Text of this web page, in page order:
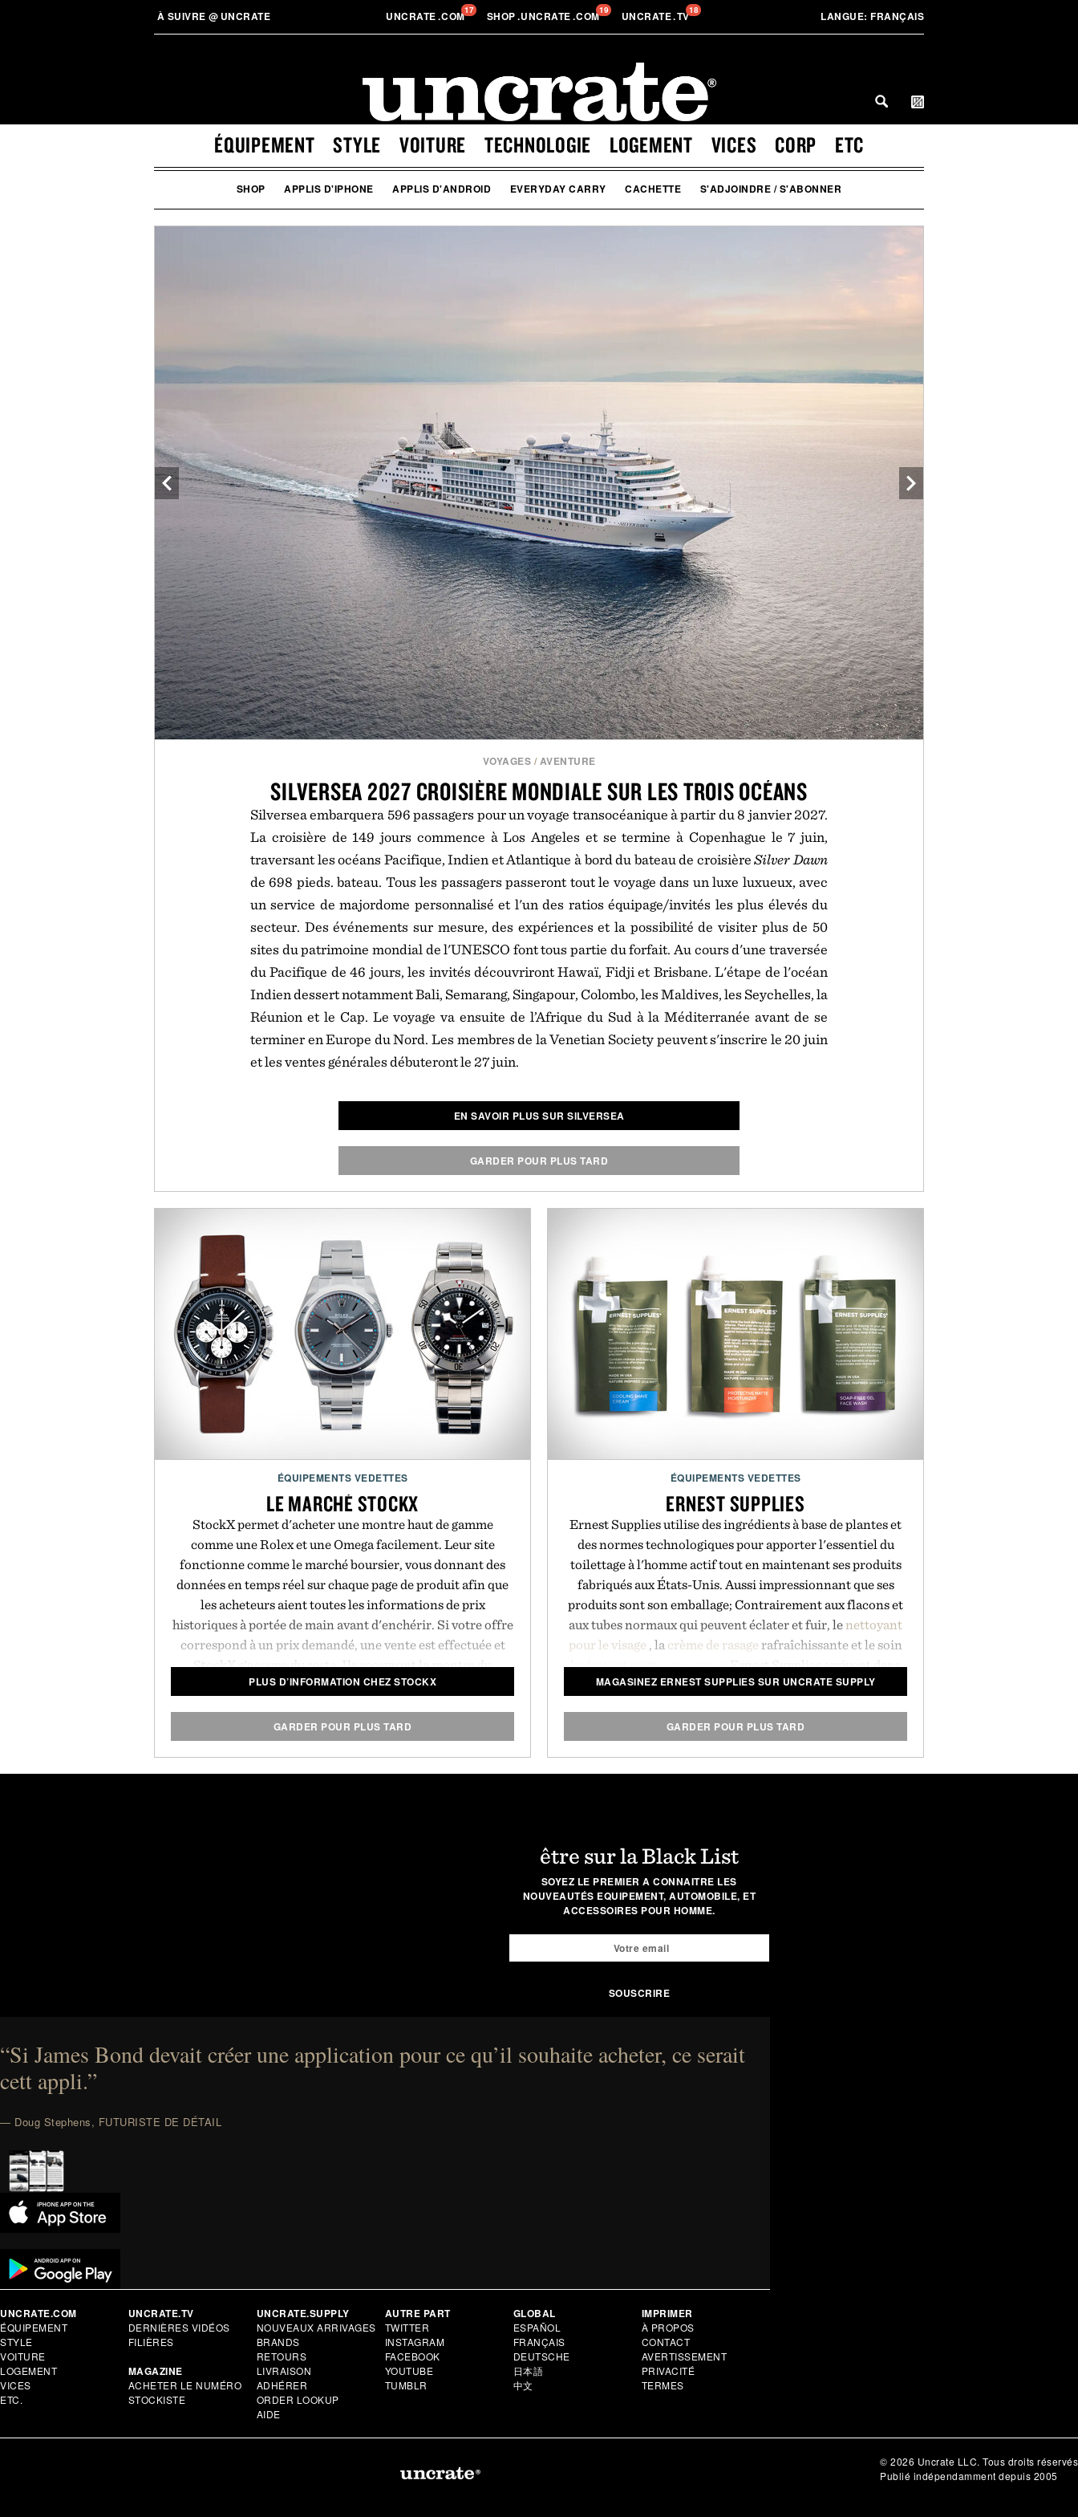
À SUIVRE @ UNCRATE UNCRATE.COM17 SHOP.UNCRATE.COM19 UNCRATE.TV18 LANGUE: FRANÇAIS
ÉQUIPEMENT STYLE VOITURE TECHNOLOGIE LOGEMENT VICES CORP ETC
SHOP APPLIS D'IPHONE APPLIS D'ANDROID EVERYDAY CARRY CACHETTE S'ADJOINDRE / S'ABONNER
VOYAGES / AVENTURE
SILVERSEA 2027 CROISIÈRE MONDIALE SUR LES TROIS OCÉANS
Silversea embarquera 596 passagers pour un voyage transocéanique à partir du 8 janvier 2027.
La croisière de 149 jours commence à Los Angeles et se termine à Copenhague le 7 juin,
traversant les océans Pacifique, Indien et Atlantique à bord du bateau de croisièreSilver Dawn
de 698 pieds. bateau. Tous les passagers passeront tout le voyage dans un luxe luxueux, avec
un service de majordome personnalisé et l'un des ratios équipage/invités les plus élevés du
secteur. Des événements sur mesure, des expériences et la possibilité de visiter plus de 50
sites du patrimoine mondial de l'UNESCO font tous partie du forfait. Au cours d'une traversée
du Pacifique de 46 jours, les invités découvriront Hawaï, Fidji et Brisbane. L'étape de l'océan
Indien dessert notamment Bali, Semarang, Singapour, Colombo, les Maldives, les Seychelles, la
Réunion et le Cap. Le voyage va ensuite de l’Afrique du Sud à la Méditerranée avant de se
terminer en Europe du Nord. Les membres de la Venetian Society peuvent s'inscrire le 20 juin
et les ventes générales débuteront le 27 juin.
EN SAVOIR PLUS SUR SILVERSEA
GARDER POUR PLUS TARD
ÉQUIPEMENTS VEDETTES
LE MARCHÉ STOCKX
StockX permet d'acheter une montre haut de gamme
comme une Rolex et une Omega facilement. Leur site
fonctionne comme le marché boursier, vous donnant des
données en temps réel sur chaque page de produit afin que
les acheteurs aient toutes les informations de prix
historiques à portée de main avant d'enchérir. Si votre offre
correspond à un prix demandé, une vente est effectuée et
StockX s'occupe du reste. Ils recevront la montre du
vendeur et vérifieront l'état et l'authenticité de la montre
d'un certificat d'authenticité ainsi que des résultats des
tests de synchronisation, d'amplitude et de résistance à
PLUS D’INFORMATION CHEZ STOCKX
GARDER POUR PLUS TARD
ÉQUIPEMENTS VEDETTES
ERNEST SUPPLIES
Ernest Supplies utilise des ingrédients à base de plantes et
des normes technologiques pour apporter l'essentiel du
toilettage à l'homme actif tout en maintenant ses produits
fabriqués aux États-Unis. Aussi impressionnant que ses
produits sont son emballage; Contrairement aux flacons et
aux tubes normaux qui peuvent éclater et fuir, lenettoyant
pour le visage , la crème de rasage rafraîchissante et le soin
hydratant mattesans savonErnest Supplies arrivent dans
des contenants de style flacons souples qui maximisent
MAGASINEZ ERNEST SUPPLIES SUR UNCRATE SUPPLY
GARDER POUR PLUS TARD
être sur la Black List
SOYEZ LE PREMIER A CONNAITRE LES
NOUVEAUTÉS EQUIPEMENT, AUTOMOBILE, ET
ACCESSOIRES POUR HOMME.
“Si James Bond devait créer une application pour ce qu’il souhaite acheter, ce serait
cett appli.”
— Doug Stephens, FUTURISTE DE DÉTAIL
UNCRATE.COM
ÉQUIPEMENT
STYLE
VOITURE
LOGEMENT
VICES
ETC.
UNCRATE.TV
DERNIÈRES VIDÉOS
FILIÈRES
MAGAZINE
ACHETER LE NUMÉRO
STOCKISTE
UNCRATE.SUPPLY
NOUVEAUX ARRIVAGES
BRANDS
RETOURS
LIVRAISON
ADHÉRER
ORDER LOOKUP
AIDE
AUTRE PART
TWITTER
INSTAGRAM
FACEBOOK
YOUTUBE
TUMBLR
GLOBAL
ESPAÑOL
FRANÇAIS
DEUTSCHE
日本語
中文
IMPRIMER
À PROPOS
CONTACT
AVERTISSEMENT
PRIVACITÉ
TERMES
© 2026 Uncrate LLC. Tous droits réservés
Publié indépendamment depuis 2005